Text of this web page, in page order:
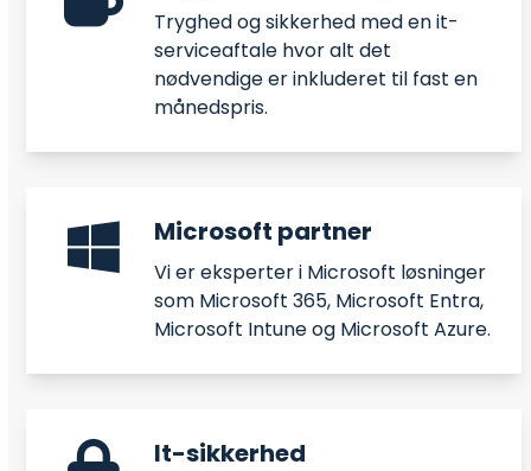
Tryghed og sikkerhed med en it-
serviceaftale hvor alt det
nødvendige er inkluderet til fast en
månedspris.
Microsoft partner
Vi er eksperter i Microsoft løsninger
som Microsoft 365, Microsoft Entra,
Microsoft Intune og Microsoft Azure.
It-sikkerhed